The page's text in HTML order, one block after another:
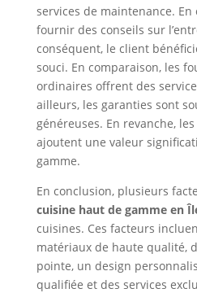
services de maintenance.
fournir des conseils sur
conséquent, le client
souci. En comparaison, les
ordinaires offrent des
ailleurs, les garanties sont
généreuses. En revanche,
ajoutent une valeur
gamme.
En conclusion, plusieurs
cuisine haut de gamme en
cuisines. Ces facteurs
matériaux de haute qualité,
pointe, un design
qualifiée et des services